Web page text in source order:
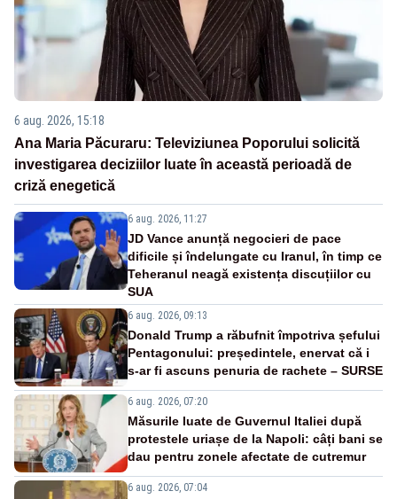
6 aug. 2026, 15:18
Ana Maria Păcuraru: Televiziunea Poporului solicită
investigarea deciziilor luate în această perioadă de
criză enegetică
6 aug. 2026, 11:27
JD Vance anunță negocieri de pace
dificile și îndelungate cu Iranul, în timp ce
Teheranul neagă existența discuțiilor cu
SUA
6 aug. 2026, 09:13
Donald Trump a răbufnit împotriva șefului
Pentagonului: președintele, enervat că i
s-ar fi ascuns penuria de rachete – SURSE
6 aug. 2026, 07:20
Măsurile luate de Guvernul Italiei după
protestele uriașe de la Napoli: câți bani se
dau pentru zonele afectate de cutremur
6 aug. 2026, 07:04